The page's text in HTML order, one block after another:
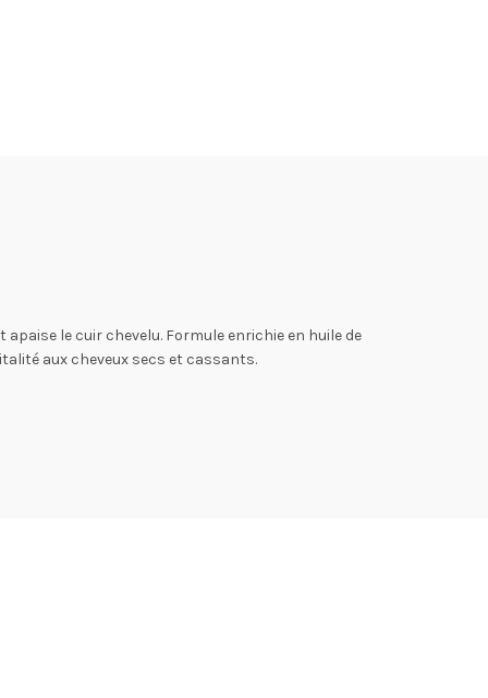
le cuir chevelu. Formule enrichie en huile de
aux cheveux secs et cassants.